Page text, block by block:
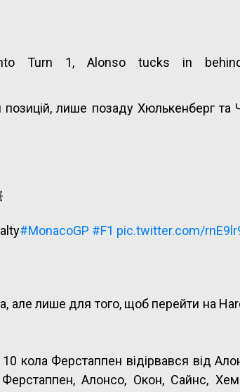
Turn 1, Alonso tucks in
позицій, лише позаду Хюлькенберг
#MonacoGP #F1 pic.twitter.com/
але лише для того, щоб перейти на
кола Ферстаппен відірвався від
Алонсо, Окон, Сайнс,